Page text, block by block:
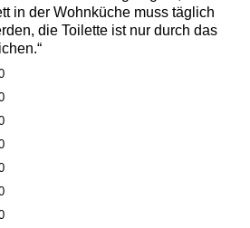
in der Wohnküche muss täglich
die Toilette ist nur durch das